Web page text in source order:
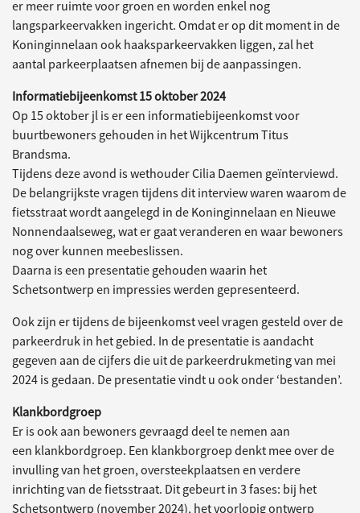
er meer ruimte voor groen en worden enkel nog
langsparkeervakken ingericht. Omdat er op dit moment in de
Koninginnelaan ook haaksparkeervakken liggen, zal het
aantal parkeerplaatsen afnemen bij de aanpassingen.
Informatiebijeenkomst 15 oktober 2024
Op 15 oktober jl is er een informatiebijeenkomst voor
buurtbewoners gehouden in het Wijkcentrum Titus
Brandsma.
Tijdens deze avond is wethouder Cilia Daemen geïnterviewd.
De belangrijkste vragen tijdens dit interview waren waarom de
fietsstraat wordt aangelegd in de Koninginnelaan en Nieuwe
Nonnendaalseweg, wat er gaat veranderen en waar bewoners
nog over kunnen meebeslissen.
Daarna is een presentatie gehouden waarin het
Schetsontwerp en impressies werden gepresenteerd.
Ook zijn er tijdens de bijeenkomst veel vragen gesteld over de
parkeerdruk in het gebied. In de presentatie is aandacht
gegeven aan de cijfers die uit de parkeerdrukmeting van mei
2024 is gedaan. De presentatie vindt u ook onder ‘bestanden’.
Klankbordgroep
Er is ook aan bewoners gevraagd deel te nemen aan
een klankbordgroep. Een klankborgroep denkt mee over de
invulling van het groen, oversteekplaatsen en verdere
inrichting van de fietsstraat. Dit gebeurt in 3 fases: bij het
Schetsontwerp (november 2024), het voorlopig ontwerp